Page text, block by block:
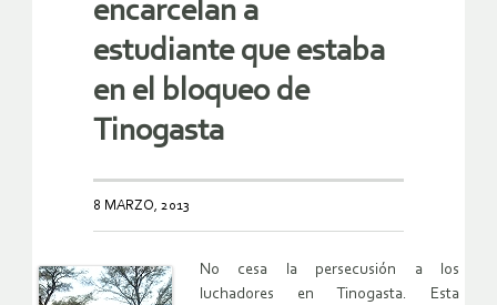
encarcelan a
estudiante que estaba
en el bloqueo de
Tinogasta
8 MARZO, 2013
No cesa la persecusión a los
luchadores en Tinogasta. Esta